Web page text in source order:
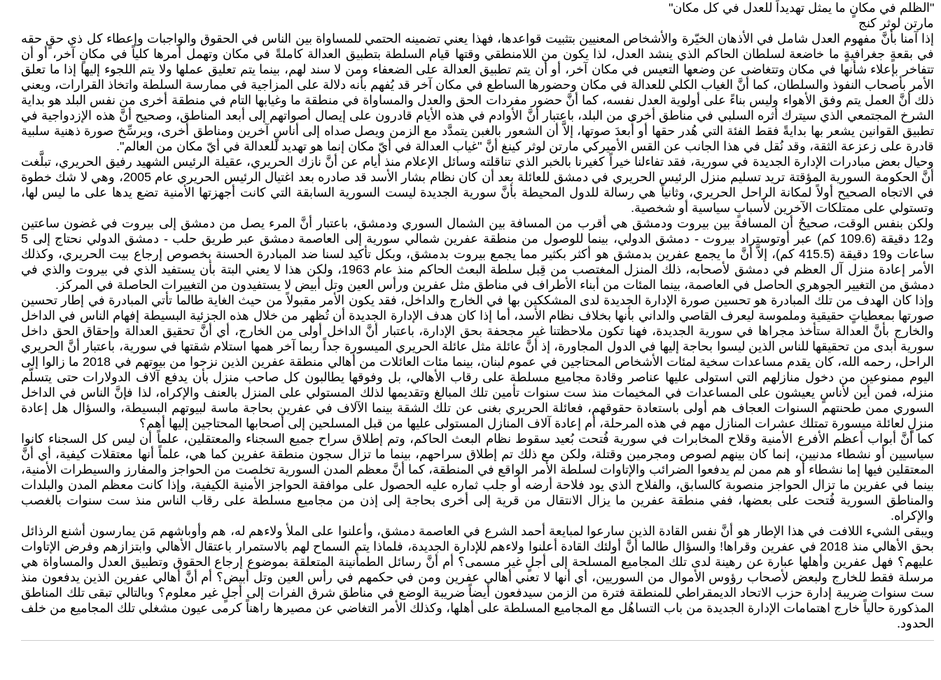
"الظلم في مكانٍ ما يمثل تهديداً للعدل في كل مكان"
مارتن لوثر كنج
إذا آمنا بأنَّ مفهوم العدل شامل في الأذهان الخيّرة والأشخاص المعنيين بتثبيت قواعدها، فهذا يعني تضمينه الحتمي للمساواة بين الناس في الحقوق والواجبات وإعطاء كل ذي حقٍ حقه
في بقعةٍ جغرافيةٍ ما خاضعة لسلطان الحاكم الذي ينشد العدل، لذا يكون من اللامنطقي وقتها قيام السلطة بتطبيق العدالة كاملةً في مكان وتهمل أمرها كلياً في مكانٍ آخر، أو أن
تتفاخر بإعلاء شأنها في مكان وتتغاضى عن وضعها التعيس في مكان آخر، أو أن يتم تطبيق العدالة على الضعفاء ومن لا سند لهم، بينما يتم تعليق عملها ولا يتم اللجوء إليها إذا ما تعلق
الأمر بأصحاب النفوذ والسلطان، كما أنَّ الغياب الكلي للعدالة في مكان وحضورها الساطع في مكان آخر قد يُفهم بأنه دلالة على المزاجية في ممارسة السلطة واتخاذ القرارات، ويعني
ذلك أنَّ العمل يتم وفق الأهواء وليس بناءً على أولوية العدل نفسه، كما أنَّ حضور مفردات الحق والعدل والمساواة في منطقة ما وغيابها التام في منطقة أخرى من نفس البلد هو بداية
الشرخ المجتمعي الذي سيترك أثره السلبي في مناطق أخرى من البلد، باعتبار أنَّ الأوادم في هذه الأيام قادرون على إيصال أصواتهم إلى أبعد المناطق، وصحيح أنَّ هذه الإزدواجية في
تطبيق القوانين يشعر بها بدايةً فقط الفئة التي هُدر حقها أو أُبعدَ صوتها، إلاَّ أن الشعور بالغبن يتمدَّد مع الزمن ويصل صداه إلى أناسٍ آخرين ومناطق أخرى، ويرسِّخ صورة ذهنية سلبية
قادرة على زعزعة الثقة، وقد نُقل في هذا الجانب عن القس الأميركي مارتن لوثر كينغ أنَّ "غياب العدالة في أيّ مكان إنما هو تهديد للعدالة في أيّ مكان من العالم".
وحيال بعض مبادرات الإدارة الجديدة في سورية، فقد تفاءلنا خيراً كغيرنا بالخبر الذي تناقلته وسائل الإعلام منذ أيام عن أنَّ نازك الحريري، عقيلة الرئيس الشهيد رفيق الحريري، تبلَّغت
أنَّ الحكومة السورية المؤقتة تريد تسليم منزل الرئيس الحريري في دمشق للعائلة بعد أن كان نظام بشار الأسد قد صادره بعد اغتيال الرئيس الحريري عام 2005، وهي لا شك خطوة
في الاتجاه الصحيح أولاً لمكانة الراحل الحريري، وثانياً هي رسالة للدول المحيطة بأنَّ سورية الجديدة ليست السورية السابقة التي كانت أجهزتها الأمنية تضع يدها على ما ليس لها،
وتستولي على ممتلكات الآخرين لأسبابٍ سياسية أو شخصية.
ولكن بنفس الوقت، صحيحٌ أن المسافة بين بيروت ودمشق هي أقرب من المسافة بين الشمال السوري ودمشق، باعتبار أنَّ المرء يصل من دمشق إلى بيروت في غضون ساعتين
و12 دقيقة (109.6 كم) عبر أوتوستراد بيروت - دمشق الدولي، بينما للوصول من منطقة عفرين شمالي سورية إلى العاصمة دمشق عبر طريق حلب - دمشق الدولي نحتاج إلى 5
ساعات و19 دقيقة (415.5 كم)، إلاَّ أنَّ ما يجمع عفرين بدمشق هو أكثر بكثير مما يجمع بيروت بدمشق، وبكل تأكيد لسنا ضد المبادرة الحسنة بخصوص إرجاع بيت الحريري، وكذلك
الأمر إعادة منزل آل العظم في دمشق لأصحابه، ذلك المنزل المغتصب من قِبل سلطة البعث الحاكم منذ عام 1963، ولكن هذا لا يعني البتة بأن يستفيد الذي في بيروت والذي في
دمشق من التغيير الجوهري الحاصل في العاصمة، بينما المئات من أبناء الأطراف في مناطق مثل عفرين ورأس العين وتل أبيض لا يستفيدون من التغييرات الحاصلة في المركز.
وإذا كان الهدف من تلك المبادرة هو تحسين صورة الإدارة الجديدة لدى المشككين بها في الخارج والداخل، فقد يكون الأمر مقبولاً من حيث الغاية طالما تأتي المبادرة في إطار تحسين
صورتها بمعطياتٍ حقيقية وملموسة ليعرف القاصي والداني بأنها بخلاف نظام الأسد، أما إذا كان هدف الإدارة الجديدة أن تُظهر من خلال هذه الجزئية البسيطة إفهام الناس في الداخل
والخارج بأنَّ العدالة ستأخذ مجراها في سورية الجديدة، فهنا تكون ملاحظتنا غير مجحفة بحق الإدارة، باعتبار أنَّ الداخل أولى من الخارج، أي أنَّ تحقيق العدالة وإحقاق الحق داخل
سورية أبدى من تحقيقها للناس الذين ليسوا بحاجة إليها في الدول المجاورة، إذ أنَّ عائلة مثل عائلة الحريري الميسورة جداً ربما آخر همها استلام شقتها في سورية، باعتبار أنَّ الحريري
الراحل، رحمه الله، كان يقدم مساعدات سخية لمئات الأشخاص المحتاجين في عموم لبنان، بينما مئات العائلات من أهالي منطقة عفرين الذين نزحوا من بيوتهم في 2018 ما زالوا إلى
اليوم ممنوعين من دخول منازلهم التي استولى عليها عناصر وقادة مجاميع مسلطة على رقاب الأهالي، بل وفوقها يطالبون كل صاحب منزل بأن يدفع آلاف الدولارات حتى يتسلّم
منزله، فمن أين لأناسٍ يعيشون على المساعدات في المخيمات منذ ست سنوات تأمين تلك المبالغ وتقديمها لذلك المستولي على المنزل بالعنف والإكراه، لذا فإنَّ الناس في الداخل
السوري ممن طحنتهم السنوات العجاف هم أولى باستعادة حقوقهم، فعائلة الحريري بغنى عن تلك الشقة بينما الآلاف في عفرين بحاجة ماسة لبيوتهم البسيطة، والسؤال هل إعادة
منزلٍ لعائلة ميسورة تمتلك عشرات المنازل مهم في هذه المرحلة، أم إعادة آلاف المنازل المستولى عليها من قبل المسلحين إلى أصحابها المحتاجين إليها أهم؟
كما أنَّ أبواب أعظم الأفرع الأمنية وقلاح المخابرات في سورية فُتحت بُعيد سقوط نظام البعث الحاكم، وتم إطلاق سراح جميع السجناء والمعتقلين، علماً أن ليس كل السجناء كانوا
سياسيين أو نشطاء مدنيين، إنما كان بينهم لصوص ومجرمين وقتلة، ولكن مع ذلك تم إطلاق سراحهم، بينما ما تزال سجون منطقة عفرين كما هي، علماً أنها معتقلات كيفية، أي أنَّ
المعتقلين فيها إما نشطاء أو هم ممن لم يدفعوا الضرائب والإتاوات لسلطة الأمر الواقع في المنطقة، كما أنَّ معظم المدن السورية تخلصت من الحواجز والمفارز والسيطرات الأمنية،
بينما في عفرين ما تزال الحواجز منصوبة كالسابق، والفلاح الذي يود فلاحة أرضه أو جلب ثماره عليه الحصول على موافقة الحواجز الأمنية الكيفية، وإذا كانت معظم المدن والبلدات
والمناطق السورية فُتحت على بعضها، ففي منطقة عفرين ما يزال الانتقال من قرية إلى أخرى بحاجة إلى إذن من مجاميع مسلطة على رقاب الناس منذ ست سنوات بالغصب
والإكراه.
ويبقى الشيء اللافت في هذا الإطار هو أنَّ نفس القادة الذين سارعوا لمبايعة أحمد الشرع في العاصمة دمشق، وأعلنوا على الملأ ولاءهم له، هم وأوباشهم مَن يمارسون أشنع الرذائل
بحق الأهالي منذ 2018 في عفرين وقراها! والسؤال طالما أنَّ أولئك القادة أعلنوا ولاءهم للإدارة الجديدة، فلماذا يتم السماح لهم بالاستمرار باعتقال الأهالي وابتزازهم وفرض الإتاوات
عليهم؟ فهل عفرين وأهلها عبارة عن رهينة لدى تلك المجاميع المسلحة إلى أجلٍ غير مسمى؟ أم أنَّ رسائل الطمأنينة المتعلقة بموضوع إرجاع الحقوق وتطبيق العدل والمساواة هي
مرسلة فقط للخارج ولبعض لأصحاب رؤوس الأموال من السوريين، أي أنها لا تعني أهالي عفرين ومن في حكمهم في رأس العين وتل أبيض؟ أم أنَّ أهالي عفرين الذين يدفعون منذ
ست سنوات ضريبة إدارة حزب الاتحاد الديمقراطي للمنطقة فترة من الزمن سيدفعون أيضاً ضريبة الوضع في مناطق شرق الفرات إلى أجلٍ غير معلوم؟ وبالتالي تبقى تلك المناطق
المذكورة حالياً خارج اهتمامات الإدارة الجديدة من باب التساهُل مع المجاميع المسلطة على أهلها، وكذلك الأمر التغاضي عن مصيرها راهناً كرمى عيون مشغلي تلك المجاميع من خلف
الحدود.